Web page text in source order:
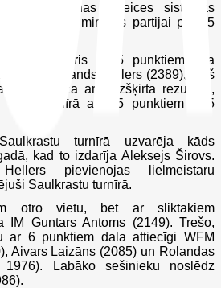
astoņas Šveices sistēmas
laiku 10 minūtes partijai plus 5
līderis ar 5 punktiem bija
GM Ferdinands Hellers (2389), kurš
pabeidza ar neizšķirta rezultātu,
vietu turnīrā ar 6,5 punktiem – 5
turnīrā uzvarēja kāds
kad to izdarīja Aleksejs Širovs.
pievienojas lielmeistaru
Saulkrastu turnīrā.
otro vietu, bet ar sliktākiem
IM Guntars Antoms (2149). Trešo,
ar 6 punktiem dala attiecīgi WFM
Aivars Laizāns (2085) un Rolandas
1976). Labāko sešinieku noslēdz